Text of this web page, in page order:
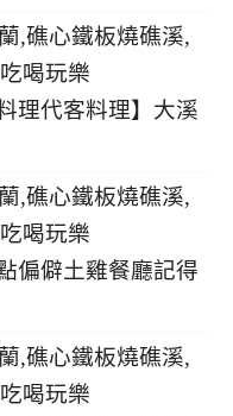
理代客料理】大溪
偏僻土雞餐廳記得